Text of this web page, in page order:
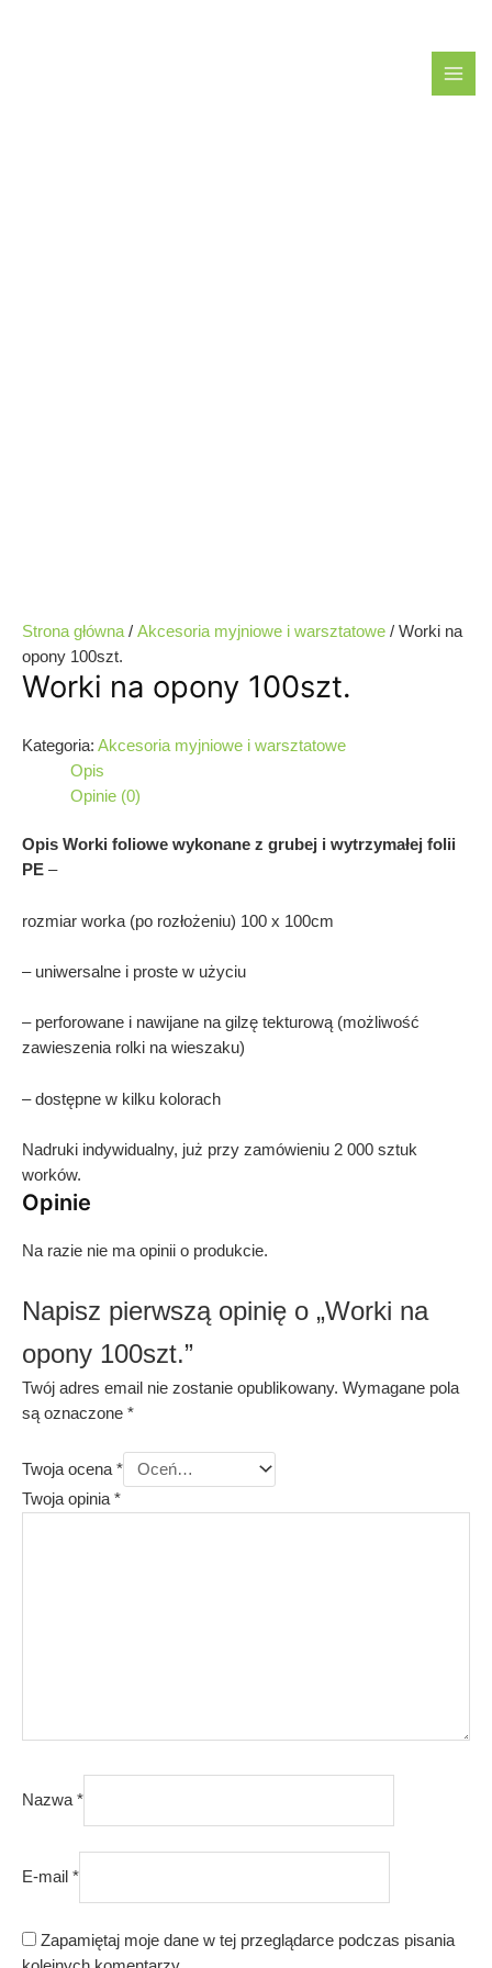
Strona główna / Akcesoria myjniowe i warsztatowe / Worki na
opony 100szt.
Worki na opony 100szt.
Kategoria: Akcesoria myjniowe i warsztatowe
Opis
Opinie (0)
Opis Worki foliowe wykonane z grubej i wytrzymałej folii
PE –
rozmiar worka (po rozłożeniu) 100 x 100cm
– uniwersalne i proste w użyciu
– perforowane i nawijane na gilzę tekturową (możliwość
zawieszenia rolki na wieszaku)
– dostępne w kilku kolorach
Nadruki indywidualny, już przy zamówieniu 2 000 sztuk
worków.
Opinie
Na razie nie ma opinii o produkcie.
Napisz pierwszą opinię o „Worki na
opony 100szt.”
Twój adres email nie zostanie opublikowany. Wymagane pola
są oznaczone *
Twoja ocena *
Twoja opinia*
Nazwa *
E-mail *
Zapamiętaj moje dane w tej przeglądarce podczas pisania